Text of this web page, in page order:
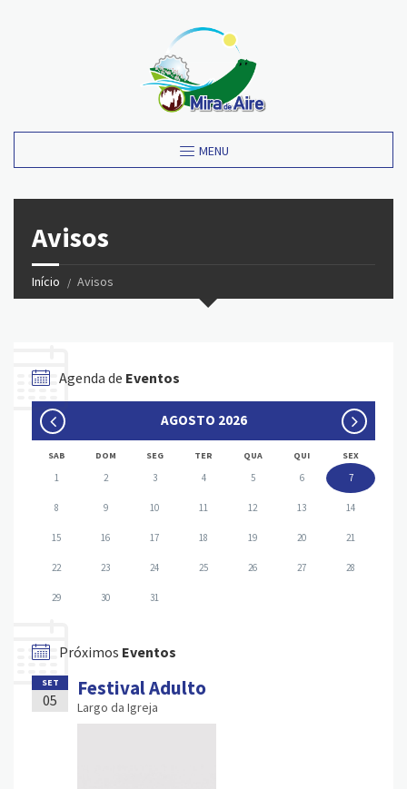
MENU
Avisos
Início Avisos
Agenda de Eventos
AGOSTO 2026
SAB DOM SEG TER QUA QUI SEX
1 2 3 4 5 6 7
8 9 10 11 12 13 14
15 16 17 18 19 20 21
22 23 24 25 26 27 28
29 30 31
Próximos Eventos
SET
05 Festival Adulto
Largo da Igreja